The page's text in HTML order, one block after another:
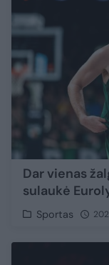
Dar vienas
sulaukė
Sportas